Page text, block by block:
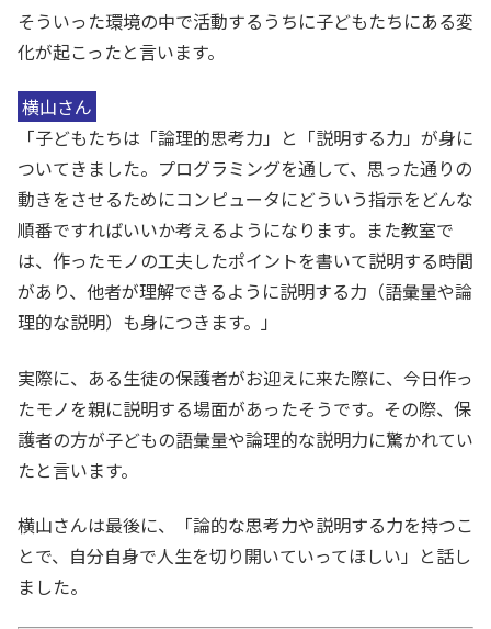
そういった環境の中で活動するうちに子どもたちにある変
化が起こったと言います。
横山さん
「子どもたちは「論理的思考力」と「説明する力」が身に
ついてきました。プログラミングを通して、思った通りの
動きをさせるためにコンピュータにどういう指示をどんな
順番ですればいいか考えるようになります。また教室で
は、作ったモノの工夫したポイントを書いて説明する時間
があり、他者が理解できるように説明する力（語彙量や論
理的な説明）も身につきます。」
実際に、ある生徒の保護者がお迎えに来た際に、今日作っ
たモノを親に説明する場面があったそうです。その際、保
護者の方が子どもの語彙量や論理的な説明力に驚かれてい
たと言います。
横山さんは最後に、「論的な思考力や説明する力を持つこ
とで、自分自身で人生を切り開いていってほしい」と話し
ました。